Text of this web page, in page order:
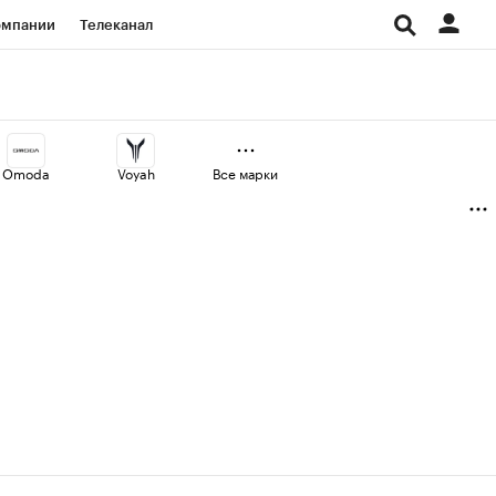
Телеканал
Проверка контрагентов
Omoda Voyah Все марки